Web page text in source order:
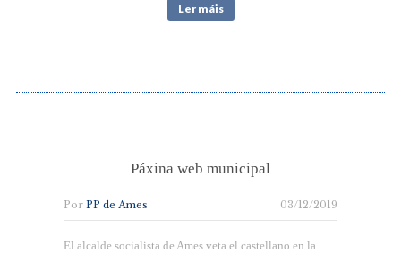
Ler máis
Páxina web municipal
Por PP de Ames 03/12/2019
El alcalde socialista de Ames veta el castellano en la